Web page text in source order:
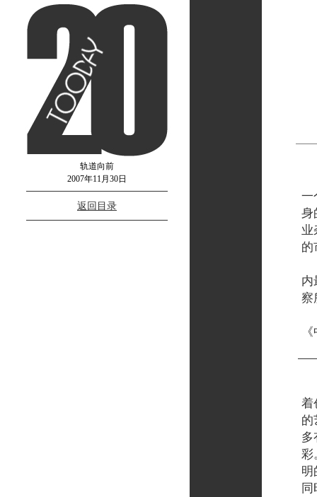
轨道向前
2007年11月30日
返回目录
一
身
业
的
内
察
着
的
多
彩
明